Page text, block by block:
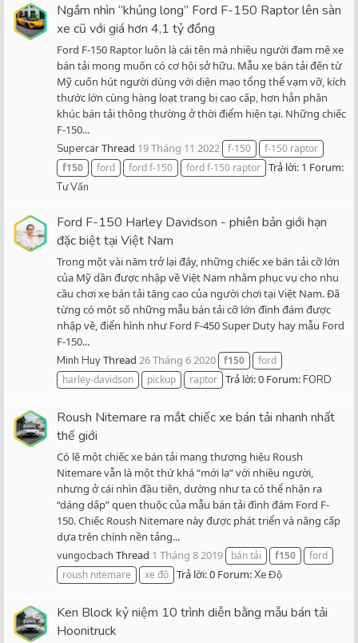
Ngắm nhìn “khủng long” Ford F-150 Raptor lên sàn
xe cũ với giá hơn 4,1 tỷ đồng
Ford F-150 Raptor luôn là cái tên mà nhiều người đam mê xe
bán tải mong muốn có cơ hội sở hữu. Mẫu xe bán tải đến từ
Mỹ cuốn hút người dùng với diện mạo tổng thể vạm vỡ, kích
thước lớn cùng hàng loạt trang bị cao cấp, hơn hẳn phân
khúc bán tải thông thường ở thời điểm hiện tại. Những chiếc
F-150...
SupercarThread 19 Tháng 11 2022 f-150
f-150 raptor
f150
ford ford f-150 ford f-150 raptor Trả lời: 1 Forum:
Tư Vấn
Ford F-150 Harley Davidson - phiên bản giới hạn
đặc biệt tại Việt Nam
Trong một vài năm trở lại đây, những chiếc xe bán tải cỡ lớn
của Mỹ dần được nhập về Việt Nam nhằm phục vụ cho nhu
cầu chơi xe bán tải tăng cao của người chơi tại Việt Nam. Đã
từng có một số những mẫu bán tải cỡ lớn đình đám được
nhập về, điển hình như Ford F-450 Super Duty hay mẫu Ford
F-150...
Minh HuyThread 26 Tháng 6 2020 f150
ford
harley-davidson
pickup raptor Trả lời: 0 Forum:FORD
Roush Nitemare ra mắt chiếc xe bán tải nhanh nhất
thế giới
Có lẽ một chiếc xe bán tải mang thương hiệu Roush
Nitemare vẫn là một thứ khá “mới lạ” với nhiều người,
nhưng ở cái nhìn đầu tiên, dường như ta có thể nhận ra
“dáng dấp” quen thuộc của mẫu bán tải đình đám Ford F-
150. Chiếc Roush Nitemare này được phát triển và nâng cấp
dựa trên chính nền tảng...
vungocbach Thread 1 Tháng 8 2019 bán tải f150
ford
roush nitemare
xe độ Trả lời: 0 Forum:Xe Độ
Ken Block kỷ niệm 10 trình diễn bằng mẫu bán tải
Hoonitruck